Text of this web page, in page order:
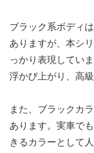
ブラック系ボディ
ありますが、本シ
っかり表現してい
浮かび上がり、高
また、ブラックカ
あります。実車で
きるカラーとして